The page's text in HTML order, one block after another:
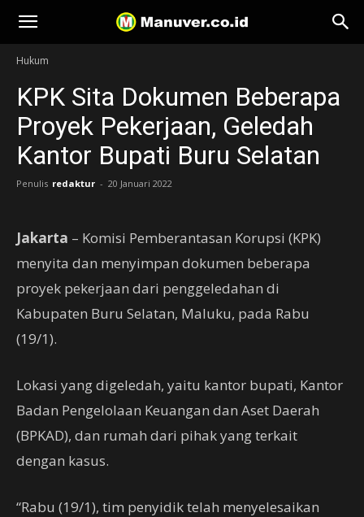
Manuver
Hukum
KPK Sita Dokumen Beberapa
Proyek Pekerjaan, Geledah
Kantor Bupati Buru Selatan
Penulis redaktur - 20 Januari 2022
Jakarta – Komisi Pemberantasan Korupsi (KPK)
menyita dan menyimpan dokumen beberapa
proyek pekerjaan dari penggeledahan di
Kabupaten Buru Selatan, Maluku, pada Rabu
(19/1).
Lokasi yang digeledah, yaitu kantor bupati, Kantor
Badan Pengelolaan Keuangan dan Aset Daerah
(BPKAD), dan rumah dari pihak yang terkait
dengan kasus.
“Rabu (19/1), tim penyidik telah menyelesaikan